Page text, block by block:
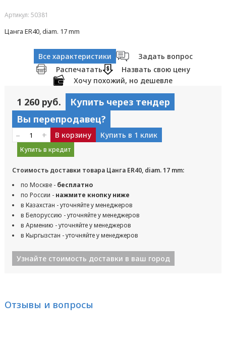
Артикул: 50381
Цанга ER40, diam. 17 mm
Все характеристики
Задать вопрос
Распечатать
Назвать свою цену
Хочу похожий, но дешевле
1 260 руб.
Купить через тендер
Вы перепродавец?
– + В корзину Купить в 1 клик
Купить в кредит
Стоимость доставки товара Цанга ER40, diam. 17 mm:
по Москве - бесплатно
по России - нажмите кнопку ниже
в Казахстан - уточняйте у менеджеров
в Белоруссию - уточняйте у менеджеров
в Армению - уточняйте у менеджеров
в Кыргызстан - уточняйте у менеджеров
Узнайте стоимость доставки в ваш город
Отзывы и вопросы